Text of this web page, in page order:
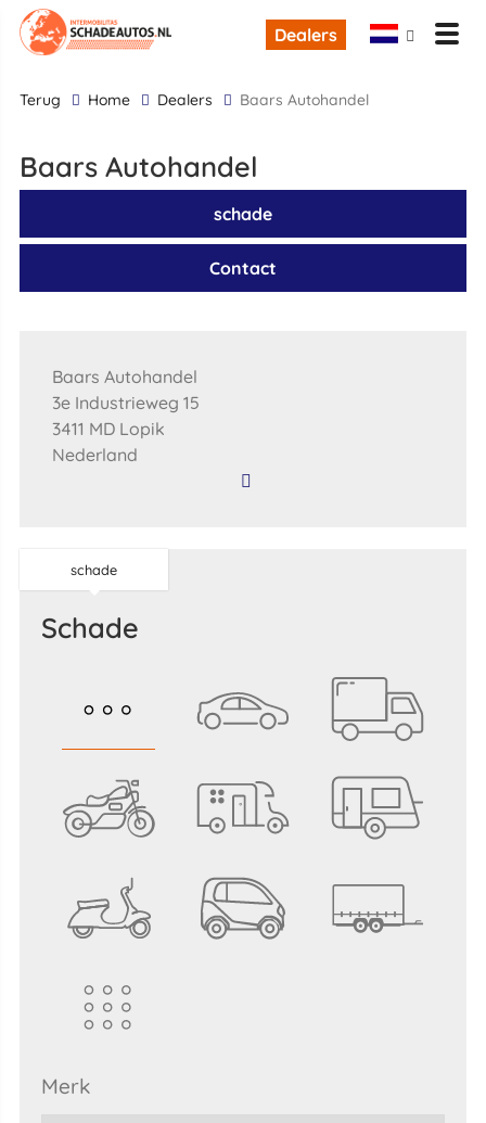
Dealers
terug Home Dealers Baars Autohandel
Baars Autohandel
schade
Contact
Baars Autohandel
3e Industrieweg 15
3411 MD Lopik
Nederland
schade
schade
merk